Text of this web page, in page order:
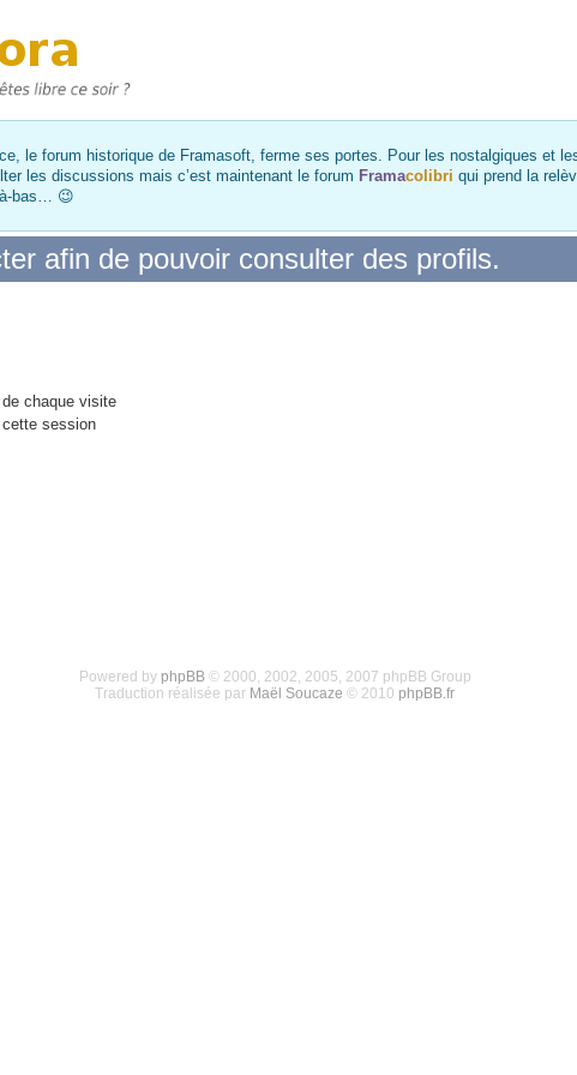
le forum historique de Framasoft, ferme ses portes. Pour les nostalgiques et
les discussions mais c’est maintenant le forum Framacolibri qui prend la
bas… 😉
afin de pouvoir consulter des profils.
chaque visite
session
Powered by phpBB© 2000, 2002, 2005, 2007 phpBB Group
Traduction réalisée par Maël Soucaze © 2010 phpBB.fr